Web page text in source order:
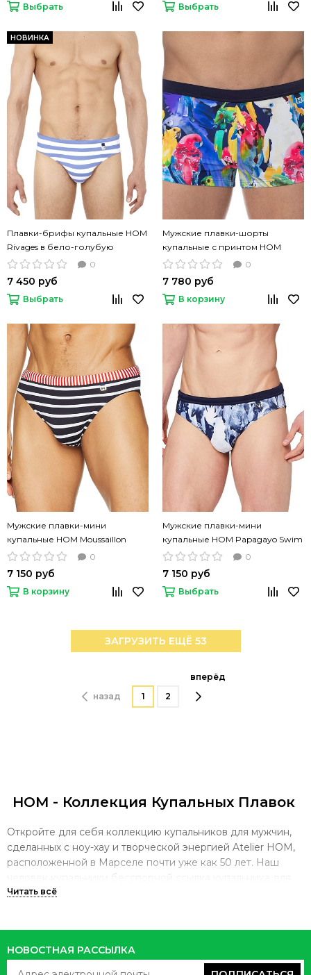
Выбрать Выбрать
НОВИНКА
Плавки-брифы купальные HOM
Rivages в бело-голубую
полоску
0
7 450 руб
Выбрать
Мужские плавки-шорты
купальные с принтом HOM
Papagayo Swim Boxer цветные
0
7 780 руб
В корзину
Мужские плавки-мини
купальные HOM Moussaillon
сине-белая полоска
0
7 150 руб
В корзину
Мужские плавки-мини
купальные HOM Papagayo Swim
Brief сине-белые
0
7 150 руб
Выбрать
ЗАГРУЗИТЬ ЕЩЁ 53
назад 1 2
вперёд
HOM - Коллекция Купальных Плавок
Откройте для себя коллекцию купальников для мужчин,
сделанных с ноу-хау и творческой энергией Atelier HOM,
расположенной в Марселе почти уже как 50 лет. Наш
человек купальники бесспорной ссылка купальника для
плавания.
оригинальными экзотическими узорами.
трусы Lycra swim предназначены для сочетания комфорта
НОВОСТНАЯ РАССЫЛКА